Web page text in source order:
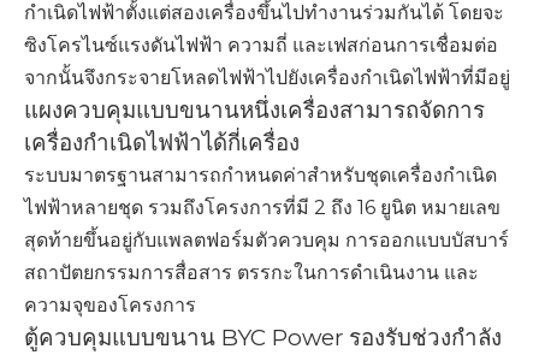
กำเนิดไฟฟ้าตั้งแต่สองเครื่องขึ้นไปทำงานร่วมกันได้ โดยจะ
ซิงโครไนซ์แรงดันไฟฟ้า ความถี่ และเฟสก่อนการเชื่อมต่อ
จากนั้นจึงกระจายโหลดไฟฟ้าไปยังเครื่องกำเนิดไฟฟ้าที่มีอยู่
แผงควบคุมแบบขนานหนึ่งเครื่องสามารถจัดการ
เครื่องกำเนิดไฟฟ้าได้กี่เครื่อง
ระบบมาตรฐานสามารถกำหนดค่าสำหรับชุดเครื่องกำเนิด
ไฟฟ้าหลายชุด รวมถึงโครงการที่มี 2 ถึง 16 ยูนิต หมายเลข
สุดท้ายขึ้นอยู่กับแพลตฟอร์มตัวควบคุม การออกแบบบัสบาร์
สถาปัตยกรรมการสื่อสาร ตรรกะในการดำเนินงาน และ
ความจุของโครงการ
ตู้ควบคุมแบบขนาน BYC Power รองรับช่วงกำลัง